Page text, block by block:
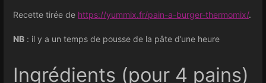
Recette tirée de https://yummix.fr/pain-a-burger-thermomix/.
NB : il y a un temps de pousse de la pâte d’une heure
Ingrédients (pour 4 pains)